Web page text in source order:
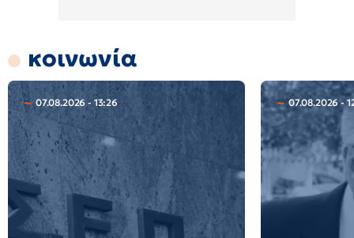
κοινωνία
07.08.2026 - 13:26 07.08.2026 -